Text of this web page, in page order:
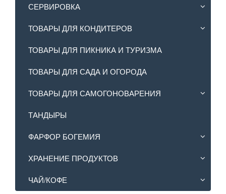
СЕРВИРОВКА
ТОВАРЫ ДЛЯ КОНДИТЕРОВ
ТОВАРЫ ДЛЯ ПИКНИКА И ТУРИЗМА
ТОВАРЫ ДЛЯ САДА И ОГОРОДА
ТОВАРЫ ДЛЯ САМОГОНОВАРЕНИЯ
ТАНДЫРЫ
ФАРФОР БОГЕМИЯ
ХРАНЕНИЕ ПРОДУКТОВ
ЧАЙ/КОФЕ